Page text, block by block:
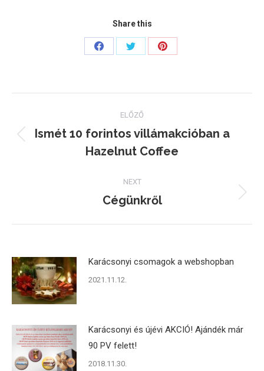
Share this
Share
Share
Share
navigation
ELŐZŐ
Previous
post:
Ismét 10 forintos villámakcióban a
Hazelnut Coffee
NEXT
Next
Cégünkről
Karácsonyi csomagok a webshopban
2021.11.12.
Karácsonyi és újévi AKCIÓ! Ajándék már
90 PV felett!
2018.11.30.